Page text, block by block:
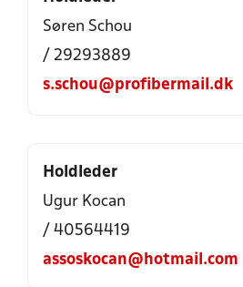
Søren Schou
/ 29293889
s.schou@profibermail.dk
Holdleder
Ugur Kocan
/ 40564419
assoskocan@hotmail.com